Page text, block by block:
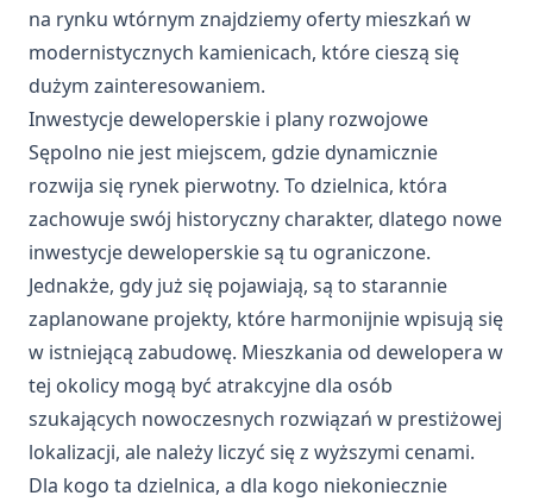
na rynku wtórnym znajdziemy oferty mieszkań w
modernistycznych kamienicach, które cieszą się
dużym zainteresowaniem.
Inwestycje deweloperskie i plany rozwojowe
Sępolno nie jest miejscem, gdzie dynamicznie
rozwija się rynek pierwotny. To dzielnica, która
zachowuje swój historyczny charakter, dlatego nowe
inwestycje deweloperskie są tu ograniczone.
Jednakże, gdy już się pojawiają, są to starannie
zaplanowane projekty, które harmonijnie wpisują się
w istniejącą zabudowę. Mieszkania od dewelopera w
tej okolicy mogą być atrakcyjne dla osób
szukających nowoczesnych rozwiązań w prestiżowej
lokalizacji, ale należy liczyć się z wyższymi cenami.
Dla kogo ta dzielnica, a dla kogo niekoniecznie